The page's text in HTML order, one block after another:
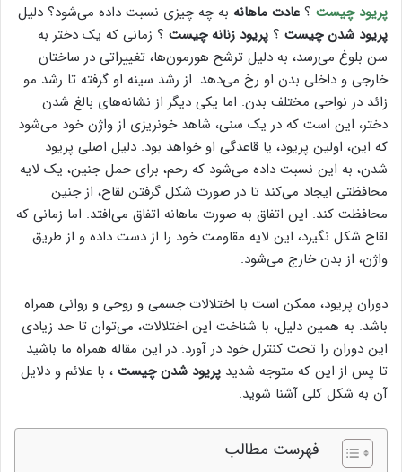
پریود چیست ؟ عادت ماهانه به چه چیزی نسبت داده می‌شود؟ دلیل
پریود شدن چیست ؟ پریود زنانه چیست ؟ زمانی که یک دختر به
سن بلوغ می‌رسد، به دلیل ترشح هورمون‌ها، تغییراتی در ساختان
خارجی و داخلی بدن او رخ می‌دهد. از رشد سینه او گرفته تا رشد مو
زائد در نواحی مختلف بدن. اما یکی دیگر از نشانه‌های بالغ شدن
دختر، این است که در یک سنی، شاهد خونریزی از واژن خود می‌شود
که این، اولین پریود، یا قاعدگی او خواهد بود. دلیل اصلی پریود
شدن، به این نسبت داده می‌شود که رحم، برای حمل جنین، یک لایه
محافظتی ایجاد می‌کند تا در صورت شکل گرفتن لقاح، از جنین
محافظت کند. این اتفاق به صورت ماهانه اتفاق می‌افتد. اما زمانی که
لقاح شکل نگیرد، این لایه مقاومت خود را از دست داده و از طریق
واژن، از بدن خارج می‌شود.
دوران پریود، ممکن است با اختلالات جسمی و روحی و روانی همراه
باشد. به همین دلیل، با شناخت این اختلالات، می‌توان تا حد زیادی
این دوران را تحت کنترل خود در آورد. در این مقاله همراه ما باشید
تا پس از این که متوجه شدید پریود شدن چیست ، با علائم و دلایل
آن به شکل کلی آشنا شوید.
فهرست مطالب